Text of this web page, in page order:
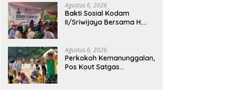
Tersangka DiamankanAgustus 6, 2026
Bakti Sosial Kodam
II/Sriwijaya Bersama H.
Agustus 6, 2026
Perkokoh Kemanunggalan,
Pos Kout Satgas